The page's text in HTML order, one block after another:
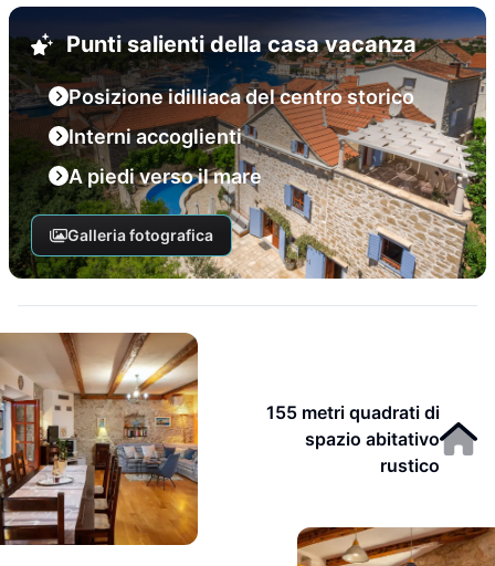
Punti salienti della casa vacanza
Posizione idilliaca del centro storico
Interni accoglienti
A piedi verso il mare
Galleria fotografica
155 metri quadrati di
spazio abitativo
rustico